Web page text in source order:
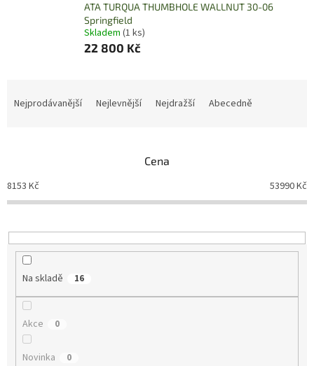
ATA TURQUA THUMBHOLE WALLNUT 30-06
Springfield
Skladem (1 ks)
22 800 Kč
p
r
o
u
Nejprodávanější Nejlevnější Nejdražší Abecedně
Cena
8153 Kč 53990Kč
Na skladě 16
Akce 0
Novinka 0